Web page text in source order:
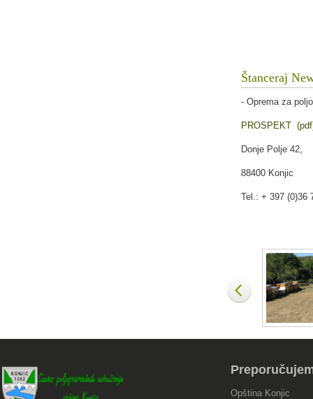
Štanceraj
- Oprema za
PROSPEKT
Donje Polje 42,
88400 Konjic
Tel.: + 397 (0)36
Opština Konjic